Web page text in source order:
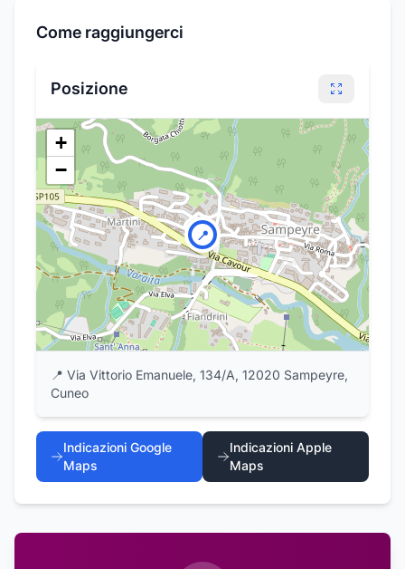
Come raggiungerci
Posizione
📍
+
−
📍 Via Vittorio Emanuele, 134/A, 12020 Sampeyre,
Cuneo
Indicazioni Google
Maps
Indicazioni Apple
Maps